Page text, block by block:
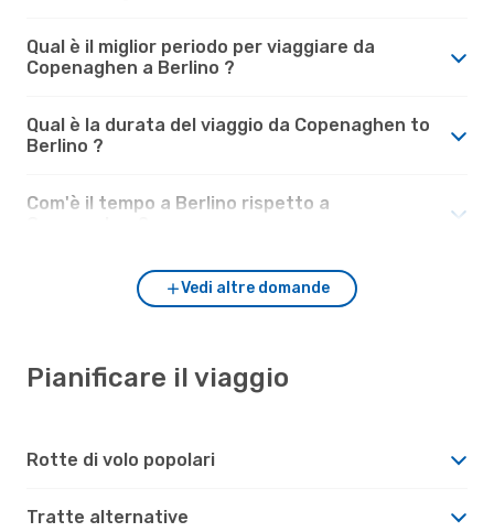
Qual è il miglior periodo per viaggiare da
Copenaghen a Berlino ?
Qual è la durata del viaggio da Copenaghen to
Berlino ?
Com'è il tempo a Berlino rispetto a
Vedi altre domande
Pianificare il viaggio
Rotte di volo popolari
Tratte alternative